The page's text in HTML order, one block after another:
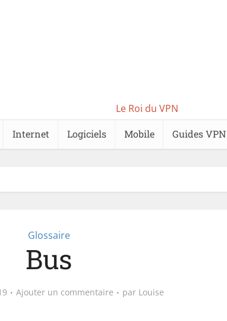
Le Roi du VPN
Internet Logiciels Mobile Guides VPN
Glossaire
Bus
Ajouter un commentaire par Louise